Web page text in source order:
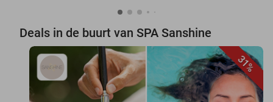
Deals in de buurt van SPA Sanshine
31%